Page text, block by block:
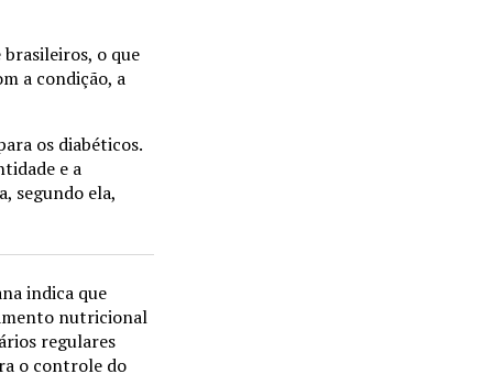
o que
a condição, a
os diabéticos.
e a
segundo ela,
indica que
nutricional
regulares
o controle do